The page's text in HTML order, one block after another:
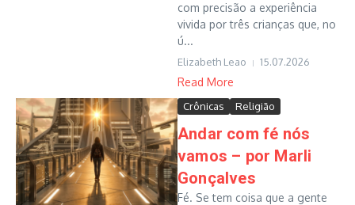
com precisão a experiência
vivida por três crianças que, no
ú...
Elizabeth Leao 15.07.2026
Read More
Crônicas Religião
Andar com fé nós
vamos – por Marli
Gonçalves
Fé. Se tem coisa que a gente